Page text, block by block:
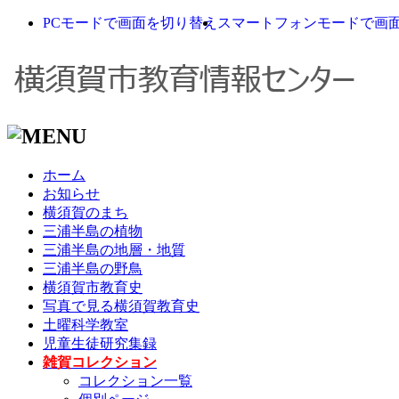
PCモードで画面を切り替え スマートフォンモードで画
ホーム
お知らせ
横須賀のまち
三浦半島の植物
三浦半島の地層・地質
三浦半島の野鳥
横須賀市教育史
写真で見る横須賀教育史
土曜科学教室
児童生徒研究集録
雑賀コレクション
コレクション一覧